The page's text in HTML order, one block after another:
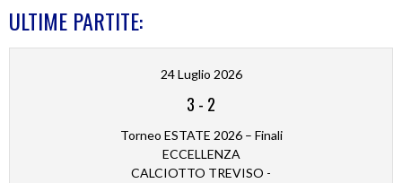
ULTIME PARTITE:
24 Luglio 2026
3 - 2
Torneo ESTATE 2026 – Finali
ECCELLENZA
CALCIOTTO TREVISO -